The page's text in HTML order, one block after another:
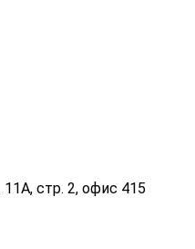
стр. 2, офис 415